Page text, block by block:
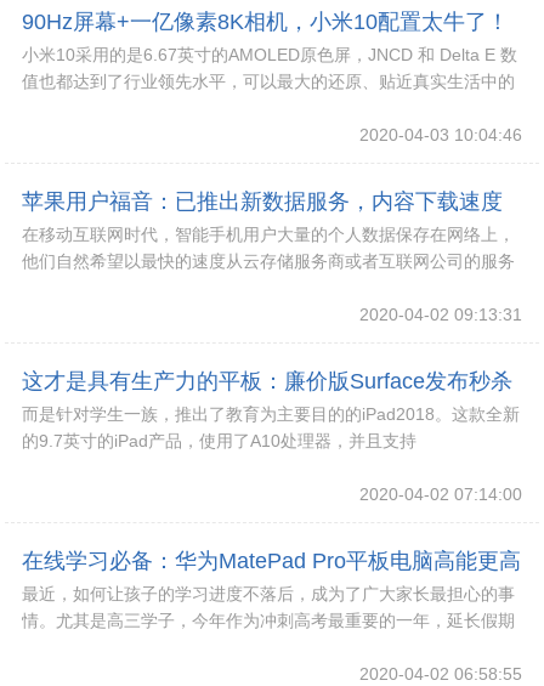
90Hz屏幕+一亿像素8K相机，小米10配置太牛了！
完胜友商
小米10采用的是6.67英寸的AMOLED原色屏，JNCD 和 Delta E 数
值也都达到了行业领先水平，可以最大的还原、贴近真实生活中的
2020-04-03 10:04:46
苹果用户福音：已推出新数据服务，内容下载速度
大幅提升
在移动互联网时代，智能手机用户大量的个人数据保存在网络上，
他们自然希望以最快的速度从云存储服务商或者互联网公司的服务
2020-04-02 09:13:31
这才是具有生产力的平板：廉价版Surface发布秒杀
iPad
而是针对学生一族，推出了教育为主要目的的iPad2018。这款全新
的9.7英寸的iPad产品，使用了A10处理器，并且支持
2020-04-02 07:14:00
在线学习必备：华为MatePad Pro平板电脑高能更高
效
最近，如何让孩子的学习进度不落后，成为了广大家长最担心的事
情。尤其是高三学子，今年作为冲刺高考最重要的一年，延长假期
2020-04-02 06:58:55